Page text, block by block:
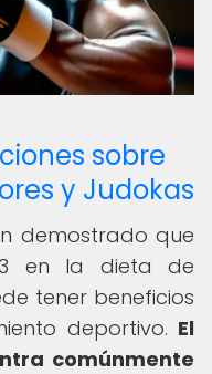
sobre
y Judokas
demostrado que
3 en la dieta de
tener beneficios
deportivo. El
comúnmente